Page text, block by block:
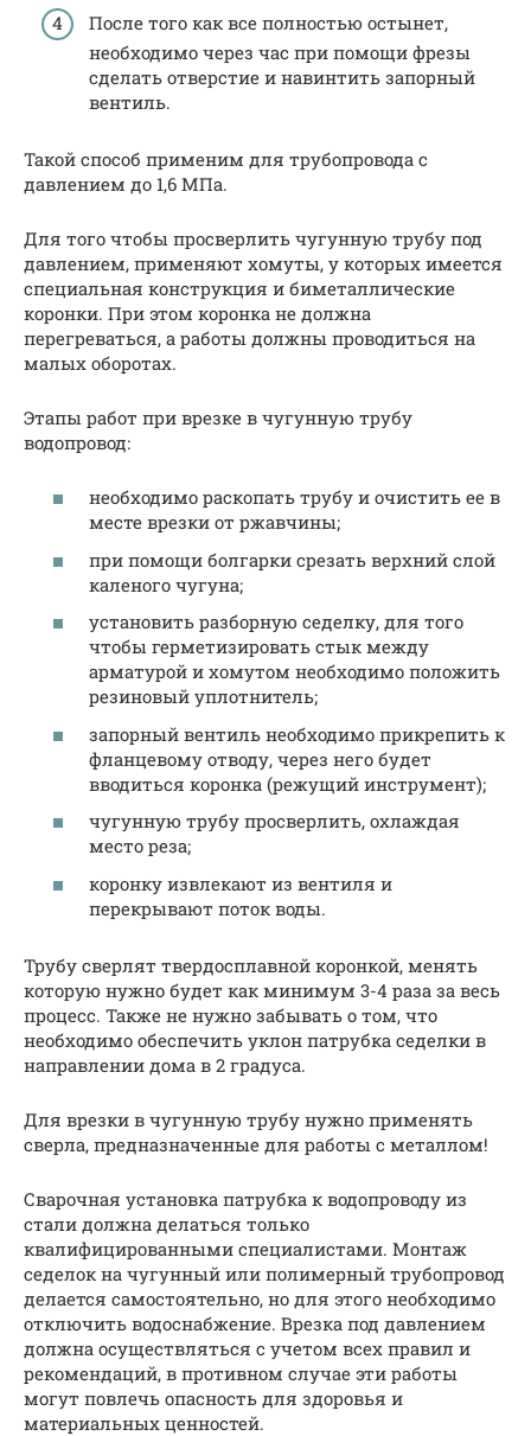
После того как все полностью остынет,
необходимо через час при помощи фрезы
сделать отверстие и навинтить запорный
вентиль.
Такой способ применим для трубопровода с
давлением до 1,6 МПа.
Для того чтобы просверлить чугунную трубу под
давлением, применяют хомуты, у которых имеется
специальная конструкция и биметаллические
коронки. При этом коронка не должна
перегреваться, а работы должны проводиться на
малых оборотах.
Этапы работ при врезке в чугунную трубу
водопровод:
необходимо раскопать трубу и очистить ее в
месте врезки от ржавчины;
при помощи болгарки срезать верхний слой
каленого чугуна;
установить разборную седелку, для того
чтобы герметизировать стык между
арматурой и хомутом необходимо положить
резиновый уплотнитель;
запорный вентиль необходимо прикрепить к
фланцевому отводу, через него будет
вводиться коронка (режущий инструмент);
чугунную трубу просверлить, охлаждая
место реза;
коронку извлекают из вентиля и
перекрывают поток воды.
Трубу сверлят твердосплавной коронкой, менять
которую нужно будет как минимум 3-4 раза за весь
процесс. Также не нужно забывать о том, что
необходимо обеспечить уклон патрубка седелки в
направлении дома в 2 градуса.
Для врезки в чугунную трубу нужно применять
сверла, предназначенные для работы с металлом!
Сварочная установка патрубка к водопроводу из
стали должна делаться только
квалифицированными специалистами. Монтаж
седелок на чугунный или полимерный трубопровод
делается самостоятельно, но для этого необходимо
отключить водоснабжение. Врезка под давлением
должна осуществляться с учетом всех правил и
рекомендаций, в противном случае эти работы
могут повлечь опасность для здоровья и
материальных ценностей.